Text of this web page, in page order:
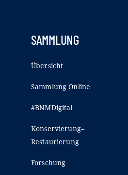
SAMMLUNG
Übersicht
Sammlung Online
#BNMDigital
Konservierung–
Restaurierung
Forschung